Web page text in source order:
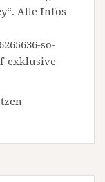
Alle Infos
so-
exklusive-